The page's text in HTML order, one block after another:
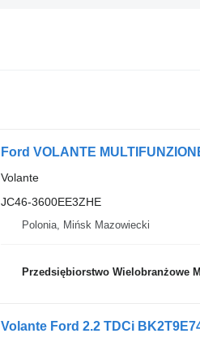
Ford VOLANTE
Volante
JC46-3600EE3ZHE
Polonia, Mińsk Mazowiecki
Przedsiębiorstwo Wielobranżowe
Volante Ford 2.2 TDCi